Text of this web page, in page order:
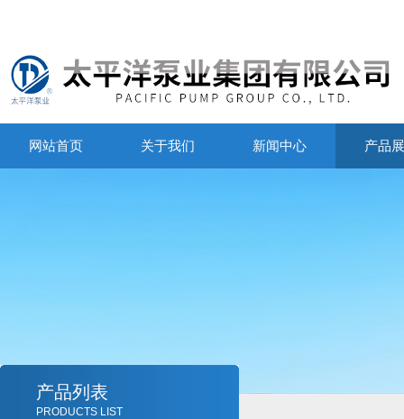
网站首页 关于我们 新闻中心 产品
产品列表
PRODUCTS LIST